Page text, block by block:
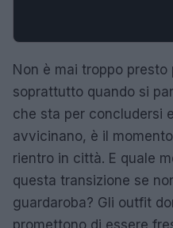
Non è mai troppo presto
soprattutto quando si
che sta per concludersi
avvicinano, è il
rientro in città. E quale
questa transizione se
guardaroba? Gli outfit
promettono di essere